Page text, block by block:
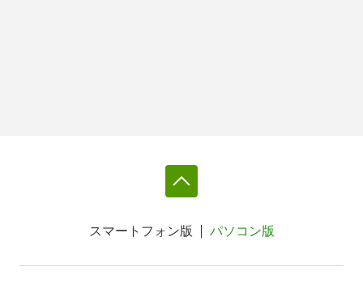
スマートフォン版 パソコン版